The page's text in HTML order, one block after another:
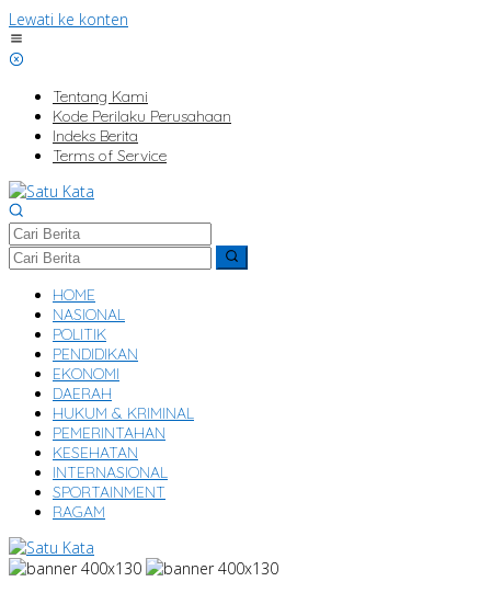
Lewati ke konten
Tentang Kami
Kode Perilaku Perusahaan
Indeks Berita
Terms of Service
HOME
NASIONAL
POLITIK
PENDIDIKAN
EKONOMI
DAERAH
HUKUM & KRIMINAL
PEMERINTAHAN
KESEHATAN
INTERNASIONAL
SPORTAINMENT
RAGAM